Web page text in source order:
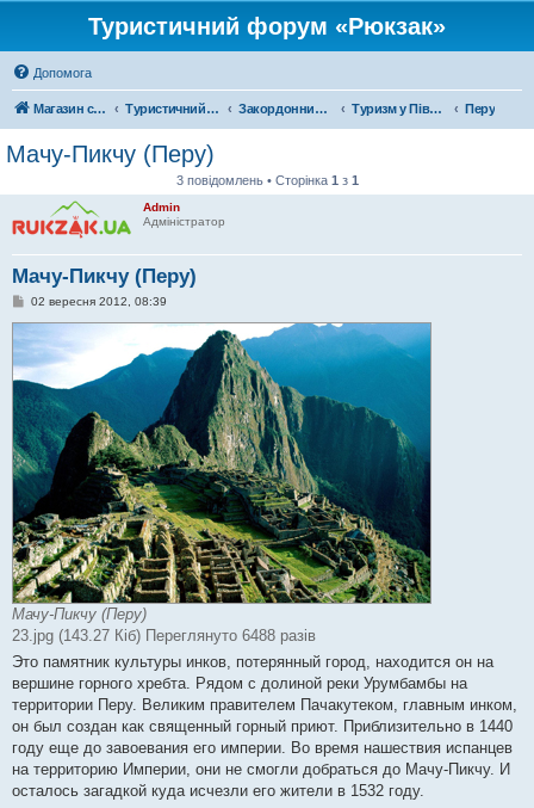
Туристичний форум «Рюкзак»
Допомога
Магазин спорядження Туристичний форум «Рюкзак» Закордонний туризм Туризм у Південній Америці Перу
Мачу-Пикчу (Перу)
3 повідомлень • Сторінка 1 з 1
Admin
Адміністратор
Мачу-Пикчу (Перу)
П
і
о
м
л
е
н
н
я
02 вересня 2012, 08:39
Мачу-Пикчу (Перу)
23.jpg (143.27 Кіб) Переглянуто 6488 разів
Это памятник культуры инков, потерянный город, находится он на
вершине горного хребта. Рядом с долиной реки Урумбамбы на
территории Перу. Великим правителем Пачакутеком, главным инком,
он был создан как священный горный приют. Приблизительно в 1440
году еще до завоевания его империи. Во время нашествия испанцев
на территорию Империи, они не смогли добраться до Мачу-Пикчу. И
осталось загадкой куда исчезли его жители в 1532 году.